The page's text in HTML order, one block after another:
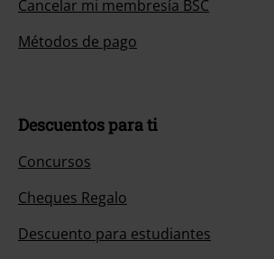
Cancelar mi membresía BSC
Métodos de pago
Descuentos para ti
Concursos
Cheques Regalo
Descuento para estudiantes